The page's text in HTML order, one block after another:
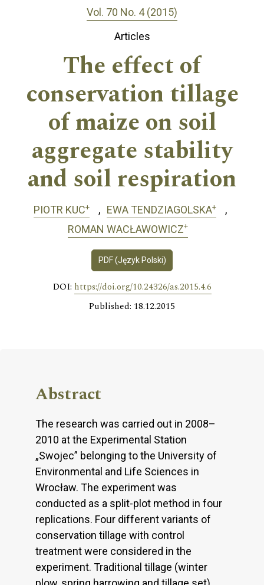
Vol. 70 No. 4 (2015)
Articles
The effect of
conservation tillage
of maize on soil
aggregate stability
and soil respiration
PIOTR KUC+ EWA TENDZIAGOLSKA+
ROMAN WACŁAWOWICZ+
PDF (Język Polski)
DOI: https://doi.org/10.24326/as.2015.4.6
Published: 18.12.2015
Abstract
The research was carried out in 2008–
2010 at the Experimental Station
„Swojec” belonging to the University of
Environmental and Life Sciences in
Wrocław. The experiment was
conducted as a split-plot method in four
replications. Four different variants of
conservation tillage with control
treatment were considered in the
experiment. Traditional tillage (winter